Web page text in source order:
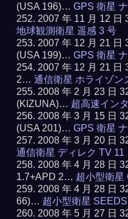
(USA 196)…GPS 衛星
2007 年 11 月 12 日
地球観測衛星 遥感 3 号
2007 年 12 月 21 日
(USA 199)…GPS 衛星
2007 年 12 月 21 日
2…通信衛星 ホライゾン
2008 年 2 月 23 日
(KIZUNA)… 超高速イン
2008 年 3 月 15 日
(USA 201)…GPS 衛星
2008 年 3 月 20 日
通信衛星 ディレク TV 11
2008 年 4 月 28 日
1.7+APD 2… 超小型衛星
2008 年 4 月 28 日
66)… 超小型衛星
2008 年 5 月 27 日